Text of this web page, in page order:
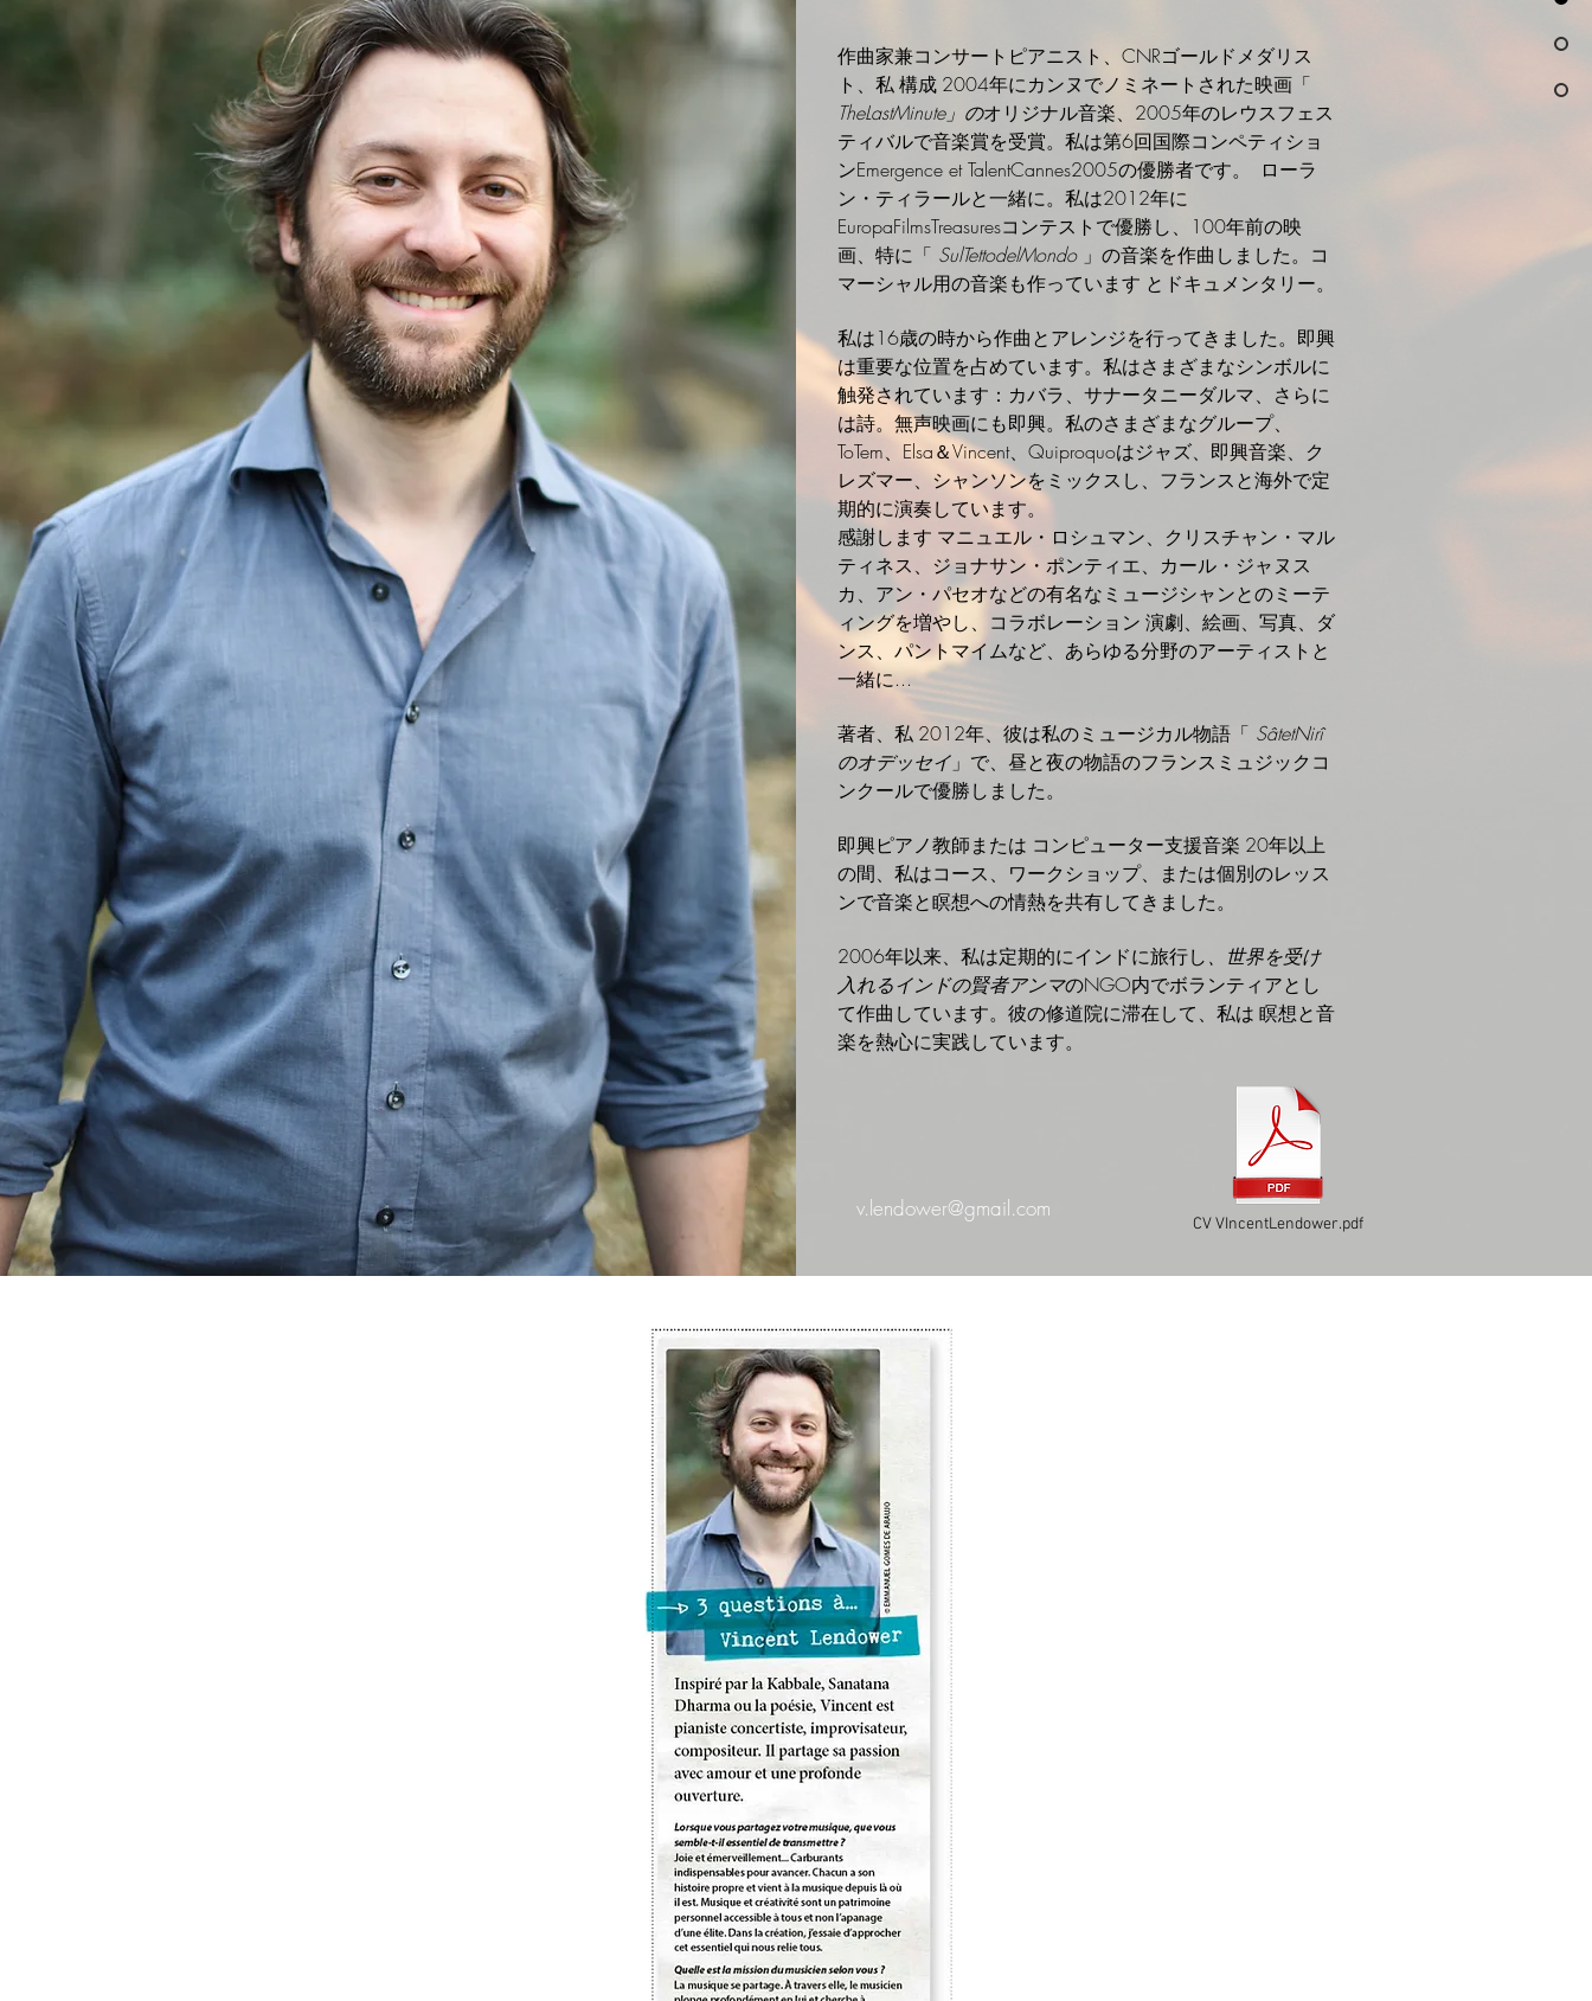
作曲家兼コンサートピアニスト、CNRゴールドメダリス
ト、私構成 2004年にカンヌでノミネートされた映画「
TheLastMinute」のオリジナル音楽、2005年のレウスフェス
ティバルで音楽賞を受賞。私は第6回国際コンペティショ
ンEmergence et TalentCannes2005の優勝者です。
ローラ
ン・ティラールと一緒に。私は2012年に
EuropaFilmsTreasuresコンテストで優勝し、100年前の映
画、特に「 SulTettodelMondo」の音楽を作曲しました。コ
マーシャル用の音楽も作っています とドキュメンタリー。
私は16歳の時から作曲とアレンジを行ってきました。即興
は重要な位置を占めています。私はさまざまなシンボルに
触発されています：カバラ、サナータニーダルマ、さらに
は詩。無声映画にも即興。私のさまざまなグループ、
ToTem、Elsa＆Vincent、Quiproquoはジャズ、即興音楽、ク
レズマー、シャンソンをミックスし、フランスと海外で定
期的に演奏しています。
感謝します マニュエル・ロシュマン、クリスチャン・マル
ティネス、ジョナサン・ポンティエ、カール・ジャヌス
カ、アン・パセオなどの有名なミュージシャンとのミーテ
ィングを増やし、コラボレーション 演劇、絵画、写真、ダ
ンス、パントマイムなど、あらゆる分野のアーティストと
一緒に...
著者、私 2012年、彼は私のミュージカル物語「 SâtetNirî
のオデッセイ 」で、昼と夜の物語のフランスミュジックコ
ンクールで優勝しました。
即興ピアノ教師または コンピューター支援音楽 20年以上
の間、私はコース、ワークショップ、または個別のレッス
ンで音楽と瞑想への情熱を共有してきました。
2006年以来、私は定期的にインドに旅行し、世界を受け
入れるインドの賢者アンマのNGO内でボランティアとし
て作曲しています。彼の修道院に滞在して、私は 瞑想と音
楽を熱心に実践しています。
v.lendower@gmail.com
CV VIncentLendower.pdf